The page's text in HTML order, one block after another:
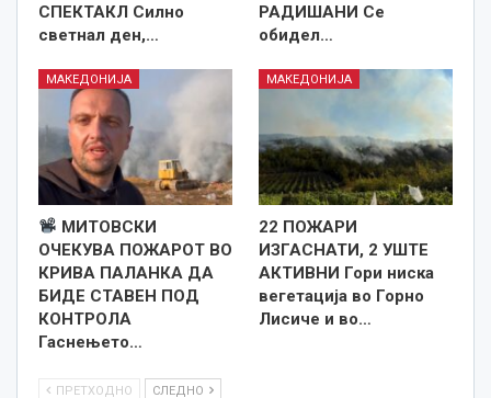
СПЕКТАКЛ Силно
светнал ден,…
РАДИШАНИ Се
обидел…
МАКЕДОНИЈА
МИТОВСКИ
ОЧЕКУВА ПОЖАРОТ ВО
КРИВА ПАЛАНКА ДА
БИДЕ СТАВЕН ПОД
КОНТРОЛА
Гаснењето…
МАКЕДОНИЈА
22 ПОЖАРИ
ИЗГАСНАТИ, 2 УШТЕ
АКТИВНИ Гори ниска
вегетација во Горно
Лисиче и во…
ПРЕТХОДНО СЛЕДНО